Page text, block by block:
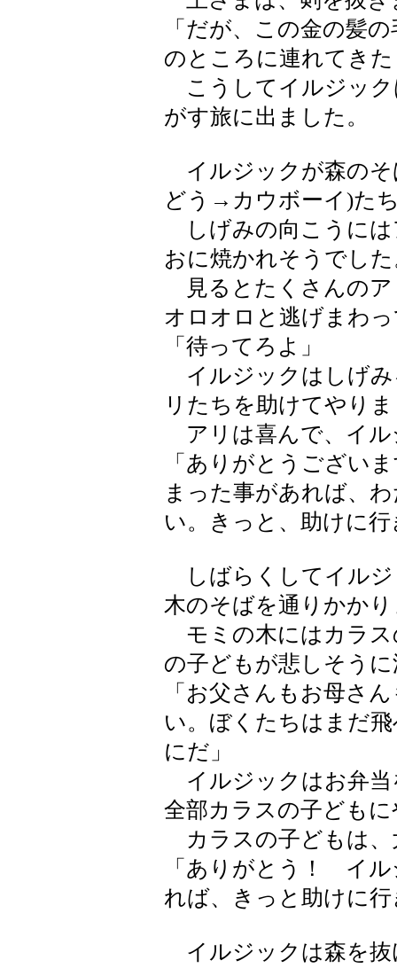
「だが、この金の髪
のところに連れてき
こうしてイルジック
がす旅に出ました。
イルジックが森のそ
どう→カウボーイ)た
しげみの向こうには
おに焼かれそうでし
見るとたくさんのア
オロオロと逃げまわ
「待ってろよ」
イルジックはしげみ
リたちを助けてやり
アリは喜んで、イル
「ありがとうござい
まった事があれば、
い。きっと、助けに
しばらくしてイルジ
木のそばを通りかか
モミの木にはカラス
の子どもが悲しそう
「お父さんもお母さ
い。ぼくたちはまだ
にだ」
イルジックはお弁当
全部カラスの子ども
カラスの子どもは、
「ありがとう！ イ
れば、きっと助けに
イルジックは森を抜